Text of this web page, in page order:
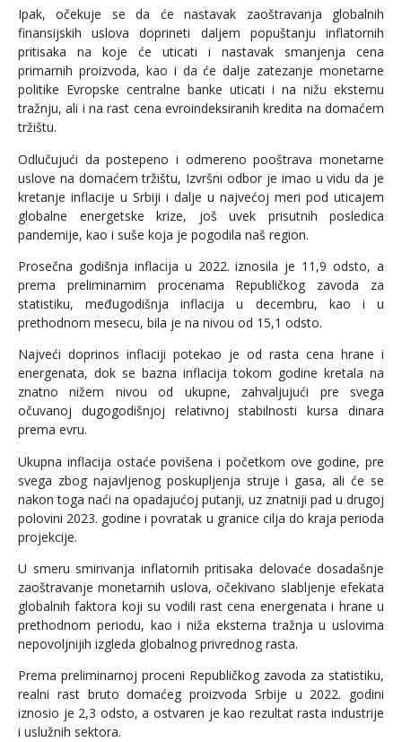
Ipak, očekuje se da će nastavak zaoštravanja globalnih
finansijskih uslova doprineti daljem popuštanju inflatornih
pritisaka na koje će uticati i nastavak smanjenja cena
primarnih proizvoda, kao i da će dalje zatezanje monetarne
politike Evropske centralne banke uticati i na nižu eksternu
tražnju, ali i na rast cena evroindeksiranih kredita na domaćem
tržištu.
Odlučujući da postepeno i odmereno pooštrava monetarne
uslove na domaćem tržištu, Izvršni odbor je imao u vidu da je
kretanje inflacije u Srbiji i dalje u najvećoj meri pod uticajem
globalne energetske krize, još uvek prisutnih posledica
pandemije, kao i suše koja je pogodila naš region.
Prosečna godišnja inflacija u 2022. iznosila je 11,9 odsto, a
prema preliminarnim procenama Republičkog zavoda za
statistiku, međugodišnja inflacija u decembru, kao i u
prethodnom mesecu, bila je na nivou od 15,1 odsto.
Najveći doprinos inflaciji potekao je od rasta cena hrane i
energenata, dok se bazna inflacija tokom godine kretala na
znatno nižem nivou od ukupne, zahvaljujući pre svega
očuvanoj dugogodišnjoj relativnoj stabilnosti kursa dinara
prema evru.
Ukupna inflacija ostaće povišena i početkom ove godine, pre
svega zbog najavljenog poskupljenja struje i gasa, ali će se
nakon toga naći na opadajućoj putanji, uz znatniji pad u drugoj
polovini 2023. godine i povratak u granice cilja do kraja perioda
projekcije.
U smeru smirivanja inflatornih pritisaka delovaće dosadašnje
zaoštravanje monetarnih uslova, očekivano slabljenje efekata
globalnih faktora koji su vodili rast cena energenata i hrane u
prethodnom periodu, kao i niža eksterna tražnja u uslovima
nepovoljnijih izgleda globalnog privrednog rasta.
Prema preliminarnoj proceni Republičkog zavoda za statistiku,
realni rast bruto domaćeg proizvoda Srbije u 2022. godini
iznosio je 2,3 odsto, a ostvaren je kao rezultat rasta industrije
i uslužnih sektora.